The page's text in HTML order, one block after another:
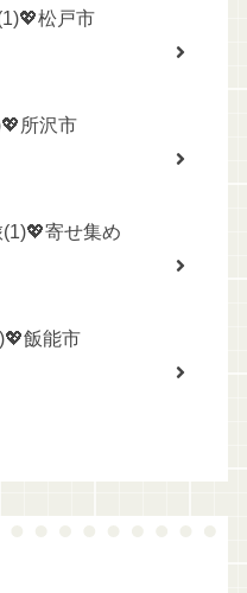
松戸市
所沢市
寄せ集め
飯能市